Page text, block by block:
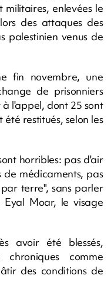
militaires, enlevées le
des attaques des
palestinien venus de
fin novembre, une
de prisonniers
l'appel, dont 25 sont
été restitués, selon les
horribles: pas d'air
médicaments, pas
terre", sans parler
Eyal Moar, le visage
avoir été blessés,
chroniques comme
des conditions de